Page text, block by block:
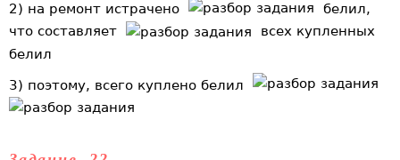
2) на ремонт истрачено
белил,
что составляет
всех купленных
белил
3) поэтому, всего куплено белил